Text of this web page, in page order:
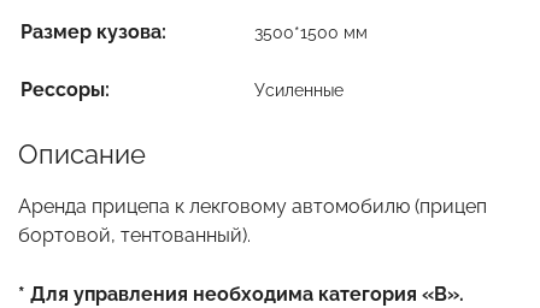
Размер кузова: 3500*1500 мм
Рессоры: Усиленные
Описание
Аренда прицепа к лекговому автомобилю (прицеп
бортовой, тентованный).
* Для управления необходима категория «В».